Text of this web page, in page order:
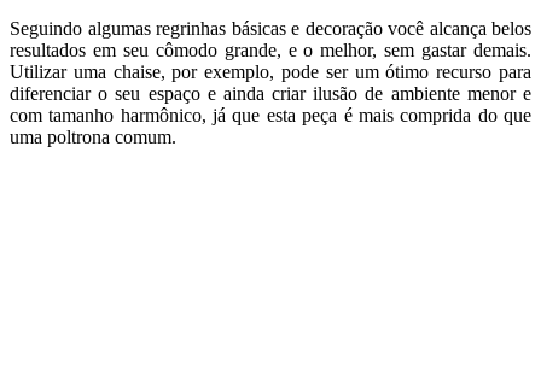
Seguindo algumas regrinhas básicas e decoração você alcança belos
resultados em seu cômodo grande, e o melhor, sem gastar demais.
Utilizar uma chaise, por exemplo, pode ser um ótimo recurso para
diferenciar o seu espaço e ainda criar ilusão de ambiente menor e
com tamanho harmônico, já que esta peça é mais comprida do que
uma poltrona comum.